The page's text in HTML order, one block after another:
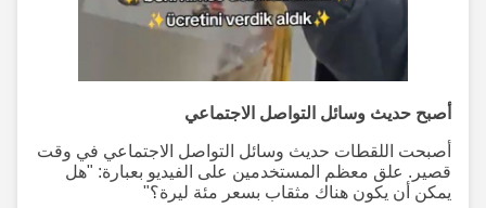
أصبح حديث وسائل التواصل الاجتماعي
أصبحت اللقطات حديث وسائل التواصل الاجتماعي في وقت
قصير. علق معظم المستخدمين على الفيديو بعبارة: "هل
يمكن أن يكون هناك مثقاب بسعر مئة ليرة؟"